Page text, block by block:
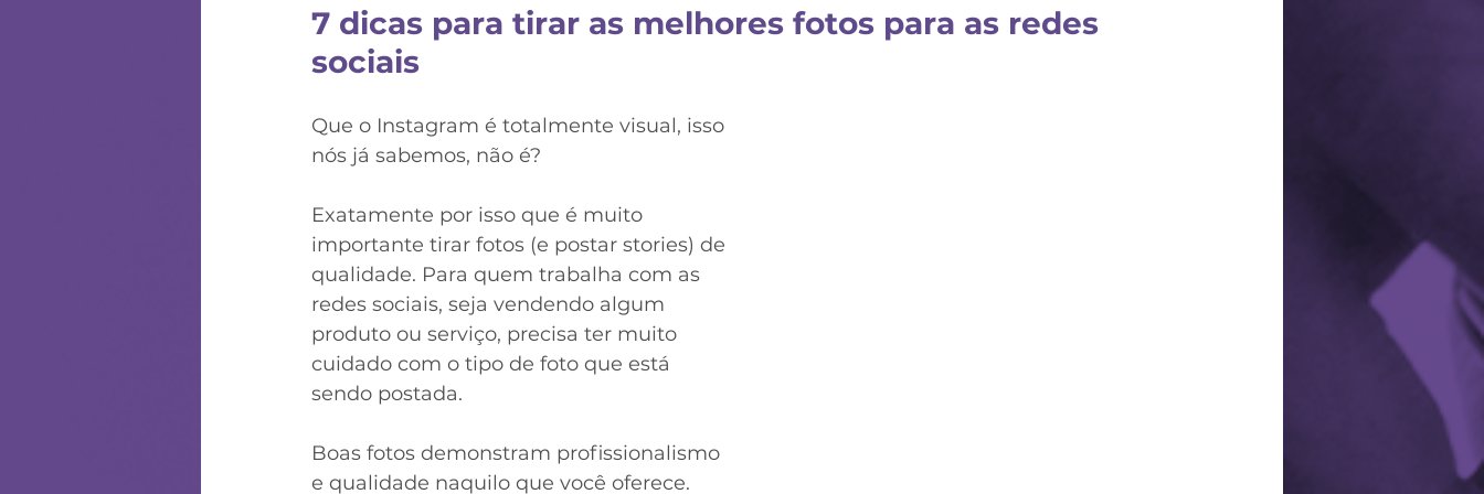
7 dicas para tirar as melhores fotos para as redes
sociais
Que o Instagram é totalmente visual, isso
nós já sabemos, não é?
Exatamente por isso que é muito
importante tirar fotos (e postar stories) de
qualidade. Para quem trabalha com as
redes sociais, seja vendendo algum
produto ou serviço, precisa ter muito
cuidado com o tipo de foto que está
sendo postada.
Boas fotos demonstram profissionalismo
e qualidade naquilo que você oferece.